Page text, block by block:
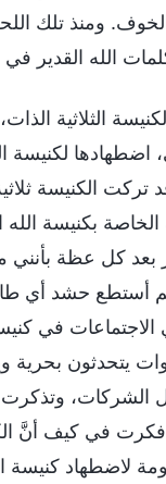
ومنذ تلك
الله القدير
الثلاثية
اضطهادها لكنيسة
تركت الكنيسة
بكنيسة الله
بعد كل عظة بأنني
ولم أستطع حشد أي
في
يتحدثون بحرية
الشركات، وتذكرت
في كيف أنَّ
لاضطهاد كنيسة